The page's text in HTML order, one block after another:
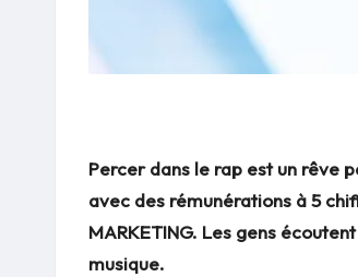
Percer dans le rap est un rêve
avec des rémunérations à 5
MARKETING. Les gens
musique.